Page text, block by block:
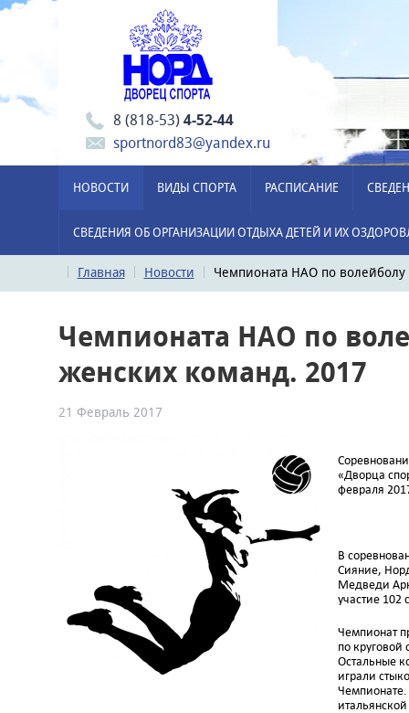
8 (818-53)4-52-44
sportnord83@yandex.ru
НОВОСТИ ВИДЫ СПОРТА РАСПИСАНИЕ
СВЕДЕНИЯ ОБ ОРГАНИЗАЦИИ ОТДЫХА ДЕТЕЙ И ИХ
Главная Новости Чемпионата НАО по
Чемпионата НАО по
женских команд. 2017
21 Февраль 2017
«Дворца
февраля
В
Сияние,
Медведи
участие 102
Чемпионат
по круговой
Остальные
играли
Чемпионате.